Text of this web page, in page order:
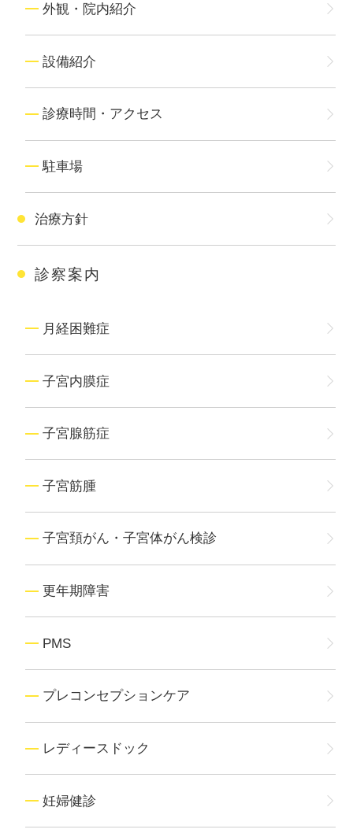
外観・院内紹介
設備紹介
診療時間・アクセス
駐車場
治療方針
診察案内
月経困難症
子宮内膜症
子宮腺筋症
子宮筋腫
子宮頚がん・子宮体がん検診
更年期障害
PMS
プレコンセプションケア
レディースドック
妊婦健診